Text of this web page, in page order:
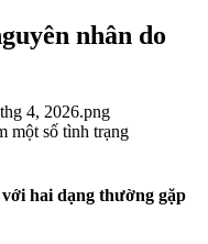
nhân do
một số tình trạng
hai dạng thường gặp